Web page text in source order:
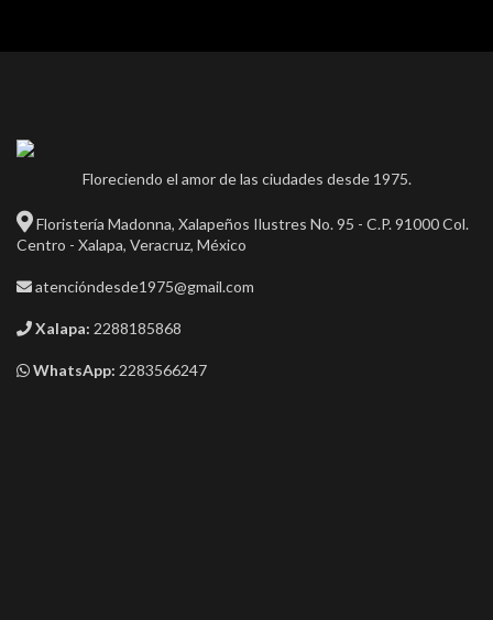
Floreciendo el amor de las ciudades desde 1975.
Floristería Madonna, Xalapeños Ilustres No. 95 - C.P. 91000 Col.
Centro - Xalapa, Veracruz, México
atencióndesde1975@gmail.com
Xalapa: 2288185868
WhatsApp: 2283566247